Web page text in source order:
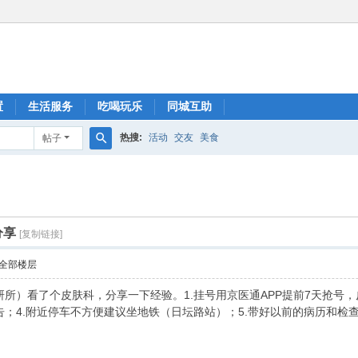
生活服务 吃喝玩乐 同城互助
帖子 热搜: 活动 交友 美食
享 [复制链接]
部楼层
）看了个皮肤科，分享一下经验。1.挂号用京医通APP提前7天抢号
4.附近停车不方便建议坐地铁（日坛路站）；5.带好以前的病历和检